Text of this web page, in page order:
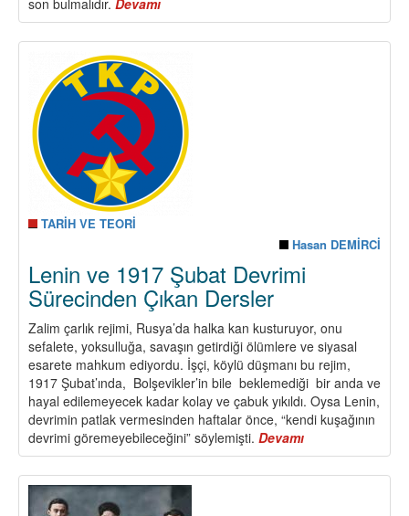
“Barış
ve
Toplum
Çağrısı”
Üzerine
Görüş
Tutumumuzdur
TARİH VE TEORİ
Hasan DEMİRCİ
Lenin ve 1917 Şubat Devrimi
Sürecinden Çıkan Dersler
Zalim çarlık rejimi, Rusya’da halka kan kusturuyor, onu
sefalete, yoksulluğa, savaşın getirdiği ölümlere ve siyasal
esarete mahkum ediyordu. İşçi, köylü düşmanı bu rejim,
1917 Şubat’ında, Bolşevikler’in bile beklemediği bir anda ve
hayal edilemeyecek kadar kolay ve çabuk yıkıldı. Oysa Lenin,
devrimin patlak vermesinden haftalar önce, “kendi kuşağının
devrimi göremeyebileceğini” söylemişti. Devamı
Lenin
ve